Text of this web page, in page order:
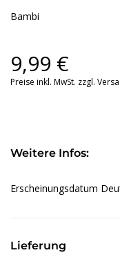
Bambi
9,99 €
Preise inkl. MwSt. zzgl.
Weitere Infos:
Erscheinungsdatum
Lieferung